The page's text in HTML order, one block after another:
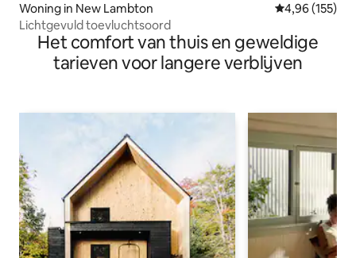
Woning in New Lambton Gemiddelde
4,96 (155)
Lichtgevuld toevluchtsoord
Het comfort van thuis en geweldige
tarieven voor langere verblijven